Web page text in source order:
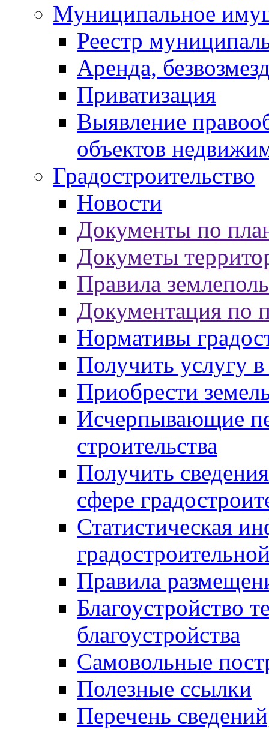
Муниципальное
Реестр
Аренда,
Приватизация
Выявление
объектов
Градостроительство
Новости
Документы по
Докуметы
Правила
Документация по
Нормативы
Получить услугу в
Приобрести
Исчерпывающие
строительства
Получить
сфере
Статистическая
Правила
Благоустройство
благоустройства
Самовольные
Полезные ссылки
Перечень